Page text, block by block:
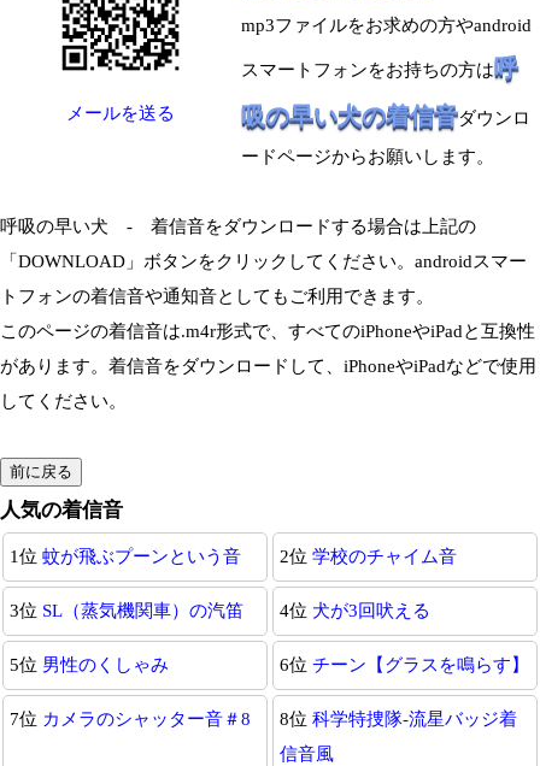
メールを送る
mp3ファイルをお求めの方やandroid
スマートフォンをお持ちの方は呼
吸の早い犬の着信音ダウンロ
ードページからお願いします。
呼吸の早い犬 - 着信音をダウンロードする場合は上記の
「DOWNLOAD」ボタンをクリックしてください。androidスマー
トフォンの着信音や通知音としてもご利用できます。
このページの着信音は.m4r形式で、すべてのiPhoneやiPadと互換性
があります。着信音をダウンロードして、iPhoneやiPadなどで使用
してください。
人気の着信音
1位 蚊が飛ぶプーンという音 2位 学校のチャイム音
3位 SL（蒸気機関車）の汽笛 4位 犬が3回吠える
5位 男性のくしゃみ 6位 チーン【グラスを鳴らす】
7位 カメラのシャッター音＃8 8位 科学特捜隊-流星バッジ着
信音風